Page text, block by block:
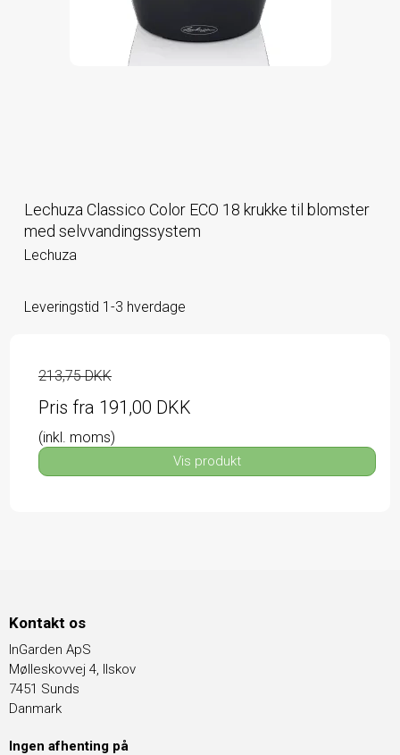
Lechuza Classico Color ECO 18 krukke til blomster
med selvvandingssystem
Lechuza
Leveringstid 1-3 hverdage
213,75 DKK
Pris fra 191,00 DKK
(inkl. moms)
Vis produkt
Kontakt os
InGarden ApS
Mølleskovvej 4, Ilskov
7451 Sunds
Danmark
Ingen afhenting på